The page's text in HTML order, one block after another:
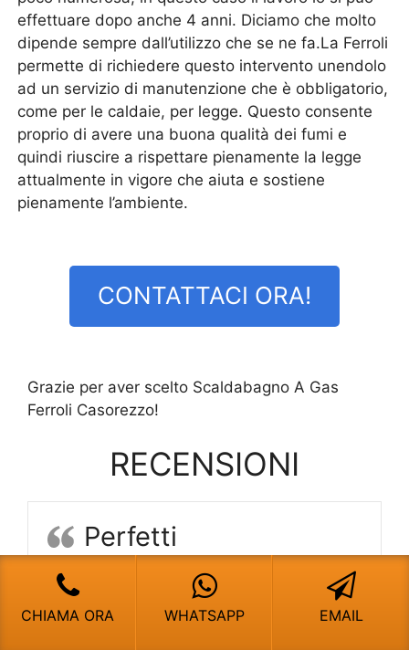
effettuare dopo anche 4 anni. Diciamo che molto
dipende sempre dall’utilizzo che se ne fa.La Ferroli
permette di richiedere questo intervento unendolo
ad un servizio di manutenzione che è obbligatorio,
come per le caldaie, per legge. Questo consente
proprio di avere una buona qualità dei fumi e
quindi riuscire a rispettare pienamente la legge
attualmente in vigore che aiuta e sostiene
pienamente l’ambiente.
CONTATTACI ORA!
Grazie per aver scelto Scaldabagno A Gas
Ferroli Casorezzo!
RECENSIONI
Perfetti
Veloci e cortesi hanno subito trovato il
problema! Consigliatissimi
Riccardo A
CHIAMA ORA WHATSAPP EMAIL